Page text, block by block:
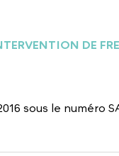
DE
sous le numéro